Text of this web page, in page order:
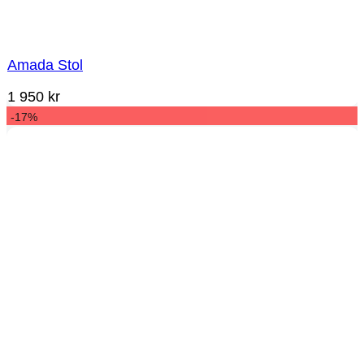
Amada Stol
1 950 kr
-17%